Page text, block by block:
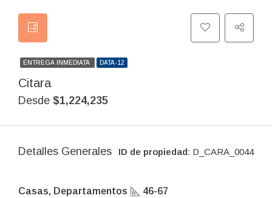
ENTREGA INMEDIATA DATA-12
Citara
Desde $1,224,235
Detalles Generales ID de propiedad: D_CARA_0044
Casas, Departamentos
46-67